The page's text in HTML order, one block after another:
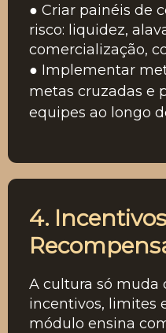
● Criar painéis de
risco: liquidez,
comercialização,
● Implementar
metas cruzadas e
equipes ao longo
4.
A cultura só muda
incentivos, limites
módulo ensina